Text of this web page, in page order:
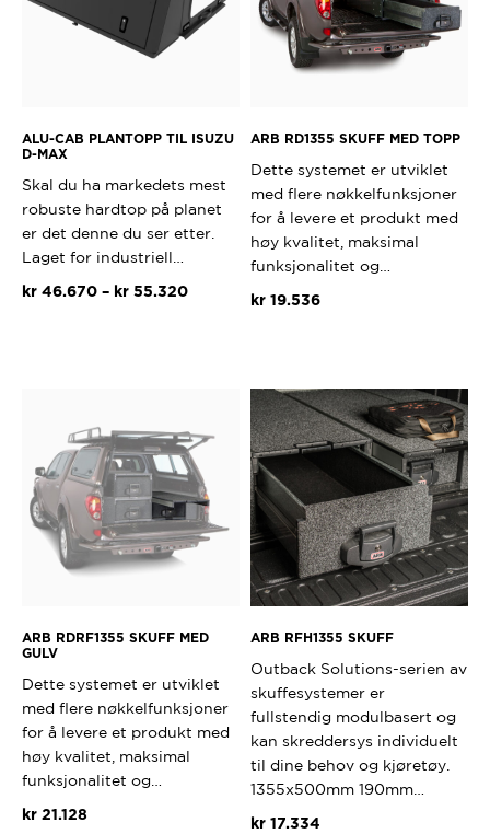
velges
på
ALU-CAB PLANTOPP TIL ISUZU
D-MAX
Skal du ha markedets mest
robuste hardtop på planet
er det denne du ser etter.
Laget for industriell…
kr46.670 – kr55.320Prisområde:
varianter.
Alternativene
kan
velges
på
produktsiden
ARB RD1355 SKUFF MED TOPP
Dette systemet er utviklet
med flere nøkkelfunksjoner
for å levere et produkt med
høy kvalitet, maksimal
funksjonalitet og…
kr 19.536
ARB RDRF1355 SKUFF MED
GULV
Dette systemet er utviklet
med flere nøkkelfunksjoner
for å levere et produkt med
høy kvalitet, maksimal
funksjonalitet og…
kr21.128
ARB RFH1355 SKUFF
Outback Solutions-serien av
skuffesystemer er
fullstendig modulbasert og
kan skreddersys individuelt
til dine behov og kjøretøy.
1355x500mm 190mm…
kr 17.334